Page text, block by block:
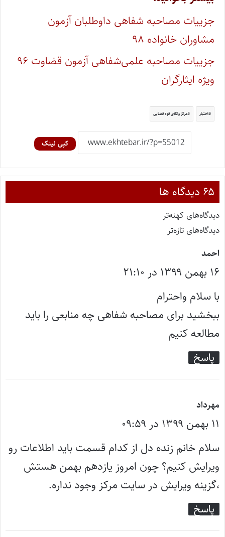
جزییات مصاحبه شفاهی داوطلبان آزمون
مشاوران خانواده ۹۸
جزییات مصاحبه علمی‌شفاهی آزمون قضاوت ۹۶
ویژه ایثارگران
اختبار مرکز وکلای قوه قضایی
کپی لینک
‫۶۵ دیدگاه ها
دیدگاه‌های کهنه‌تر
دیدگاه‌های تازه‌تر
احمد
ف
ت
:
۱۶ بهمن ۱۳۹۹ در ۲۱:۱۰
با سلام واحترام
ببخشید برای مصاحبه شفاهی چه منابعی را باید
مطالعه کنیم
پاسخ
مهرداد
ف
ت
:
۱۱ بهمن ۱۳۹۹ در ۰۹:۵۹
سلام خانم زنده دل از کدام قسمت باید اطلاعات رو
ویرایش کنیم؟ چون امروز یازدهم بهمن هستش
،گزینه ویرایش در سایت مرکز وجود نداره.
پاسخ